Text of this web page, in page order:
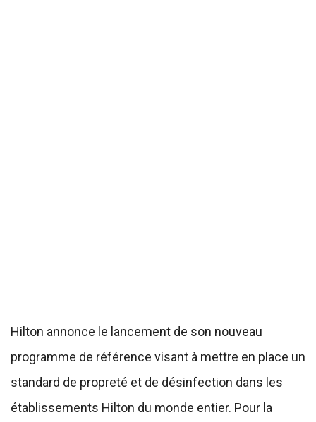
Hilton annonce le lancement de son nouveau
programme de référence visant à mettre en place un
standard de propreté et de désinfection dans les
établissements Hilton du monde entier. Pour la